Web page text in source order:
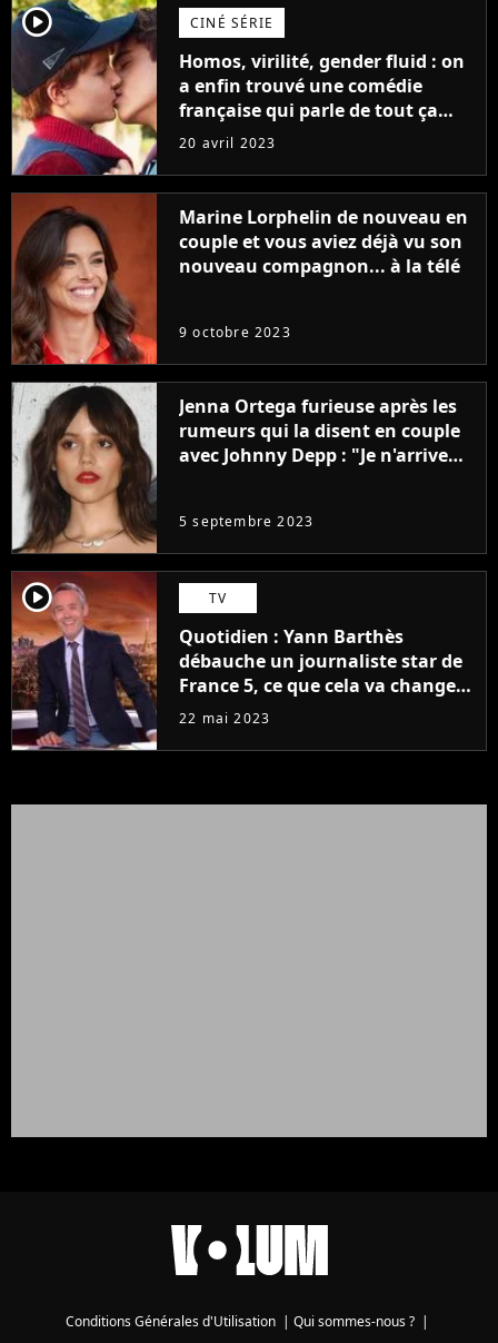
player2 CINÉ SÉRIE
Homos, virilité, gender fluid : on
a enfin trouvé une comédie
française qui parle de tout ça
sans être super ringarde
20 avril 2023
Marine Lorphelin de nouveau en
couple et vous aviez déjà vu son
nouveau compagnon... à la télé
9 octobre 2023
Jenna Ortega furieuse après les
rumeurs qui la disent en couple
avec Johnny Depp : "Je n'arrive
5 septembre 2023
player2 TV
Quotidien : Yann Barthès
débauche un journaliste star de
France 5, ce que cela va changer
à la rentrée
22 mai 2023
Conditions Générales d'Utilisation | Qui sommes-nous ? |